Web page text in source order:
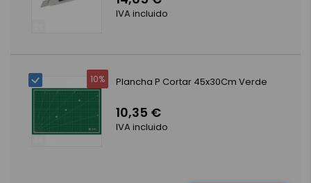
IVA incluido
10% Plancha P Cortar 45x30Cm Verde
10,35 €
IVA incluido